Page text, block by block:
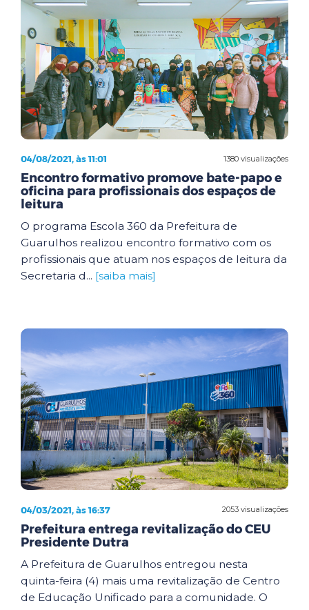
1380 visualizações
04/08/2021, às 11:01
Encontro formativo promove bate-papo e
oficina para profissionais dos espaços de
leitura
O programa Escola 360 da Prefeitura de
Guarulhos realizou encontro formativo com os
profissionais que atuam nos espaços de leitura da
Secretaria d... [saiba mais]
2053 visualizações
04/03/2021, às 16:37
Prefeitura entrega revitalização do CEU
Presidente Dutra
A Prefeitura de Guarulhos entregou nesta
quinta-feira (4) mais uma revitalização de Centro
de Educação Unificado para a comunidade. O